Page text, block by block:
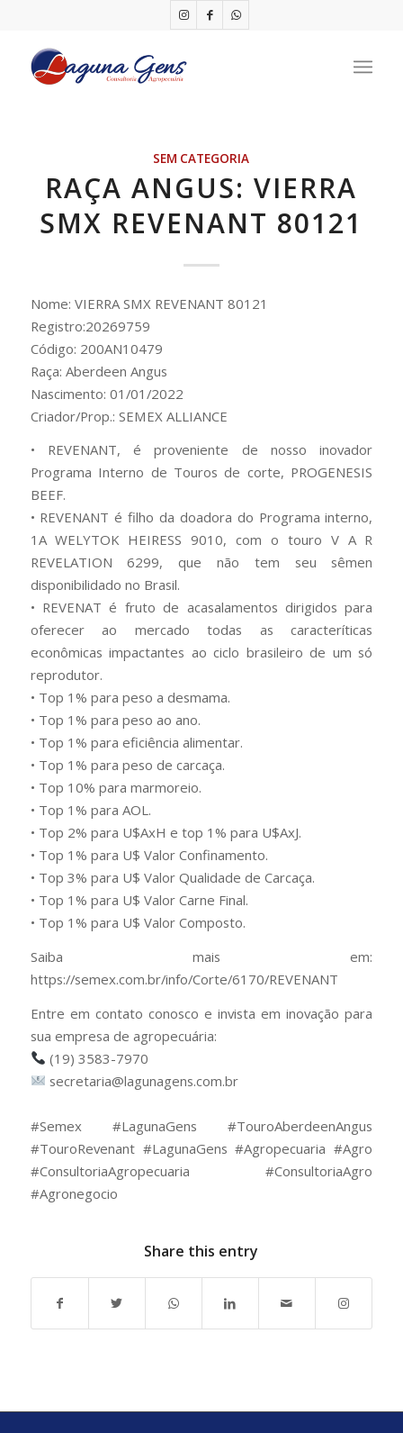
SEM CATEGORIA
RAÇA ANGUS: VIERRA
SMX REVENANT 80121
Nome: VIERRA SMX REVENANT 80121
Registro:20269759
Código: 200AN10479
Raça: Aberdeen Angus
Nascimento: 01/01/2022
Criador/Prop.: SEMEX ALLIANCE
• REVENANT, é proveniente de nosso inovador
Programa Interno de Touros de corte, PROGENESIS
BEEF.
• REVENANT é filho da doadora do Programa interno,
1A WELYTOK HEIRESS 9010, com o touro V A R
REVELATION 6299, que não tem seu sêmen
disponibilidado no Brasil.
• REVENAT é fruto de acasalamentos dirigidos para
oferecer ao mercado todas as caracteríticas
econômicas impactantes ao ciclo brasileiro de um só
reprodutor.
• Top 1% para peso a desmama.
• Top 1% para peso ao ano.
• Top 1% para eficiência alimentar.
• Top 1% para peso de carcaça.
• Top 10% para marmoreio.
• Top 1% para AOL.
• Top 2% para U$AxH e top 1% para U$AxJ.
• Top 1% para U$ Valor Confinamento.
• Top 3% para U$ Valor Qualidade de Carcaça.
• Top 1% para U$ Valor Carne Final.
• Top 1% para U$ Valor Composto.
Saiba mais em:
https://semex.com.br/info/Corte/6170/REVENANT
Entre em contato conosco e invista em inovação para
sua empresa de agropecuária:
(19) 3583-7970
secretaria@lagunagens.com.br
#Semex #LagunaGens #TouroAberdeenAngus
#TouroRevenant #LagunaGens #Agropecuaria #Agro
#ConsultoriaAgropecuaria #ConsultoriaAgro
#Agronegocio
Share this entry